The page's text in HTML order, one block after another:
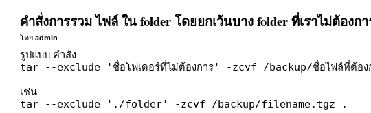
คำสั่งการรวม ไฟล์ ใน folder โดยยกเว้นบาง folder ที่เราไม่ต้องก
โดยadmin
รูปแบบ คำสั่ง
tar --exclude='ชื่อโฟเดอร์ที่ไม่ต้องการ' -zcvf /backup/ชื่อไฟล์ที่ต้อง
เช่น
tar --exclude='./folder' -zcvf /backup/filename.tgz .